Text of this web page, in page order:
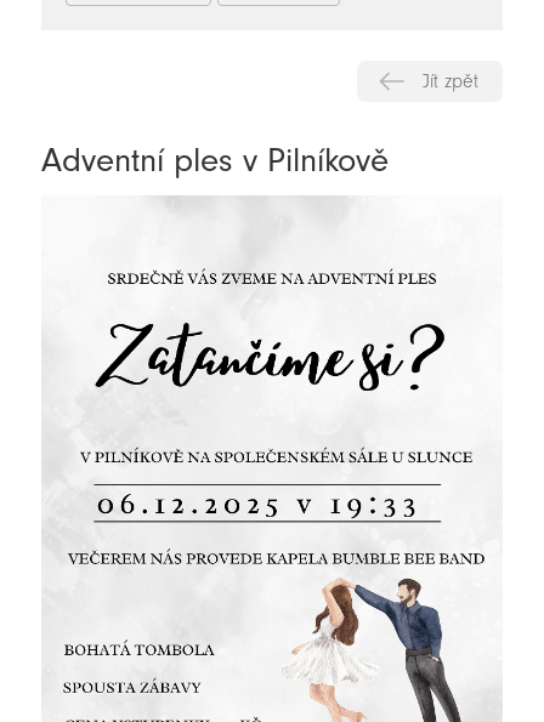
Jít zpět
Adventní ples v Pilníkově